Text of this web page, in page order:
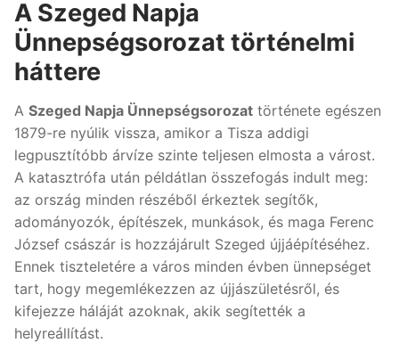
A Szeged Napja
Ünnepségsorozat történelmi
háttere
A Szeged Napja Ünnepségsorozat története egészen
1879-re nyúlik vissza, amikor a Tisza addigi
legpusztítóbb árvíze szinte teljesen elmosta a várost.
A katasztrófa után példátlan összefogás indult meg:
az ország minden részéből érkeztek segítők,
adományozók, építészek, munkások, és maga Ferenc
József császár is hozzájárult Szeged újjáépítéséhez.
Ennek tiszteletére a város minden évben ünnepséget
tart, hogy megemlékezzen az újjászületésről, és
kifejezze háláját azoknak, akik segítették a
helyreállítást.